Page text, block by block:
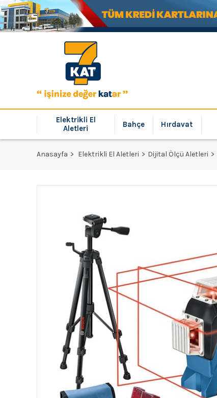
Elektrikli El
Aletleri
Bahçe Hırdavat
Anasayfa Elektrikli El Aletleri Dijital Ölçü Aletleri